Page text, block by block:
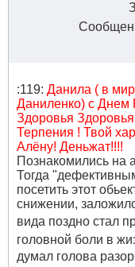
:119: Данила ( в
Даниленко) с Днем
Здоровья
Терпения ! Твой
Алёну! Деньжат!!!!
Познакомились на
Тогда
посетить этот
снижении,
вида поздно стал
головной боли в
думал голова